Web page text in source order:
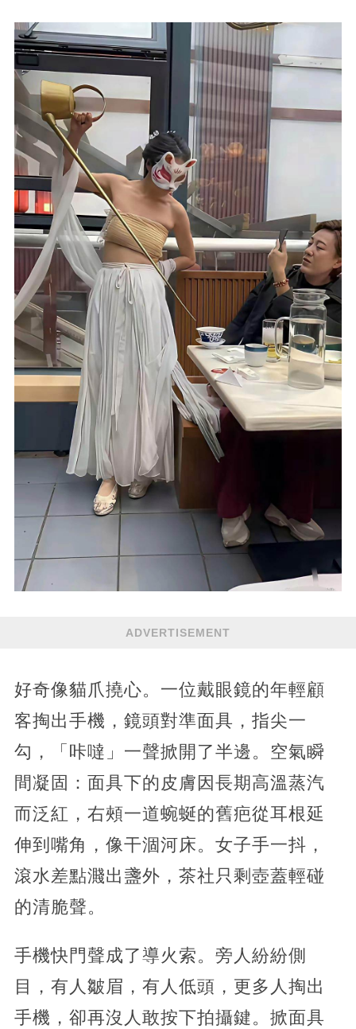
ADVERTISEMENT
好奇像貓爪撓心。一位戴眼鏡的年輕顧
客掏出手機，鏡頭對準面具，指尖一
勾，「咔噠」一聲掀開了半邊。空氣瞬
間凝固：面具下的皮膚因長期高溫蒸汽
而泛紅，右頰一道蜿蜒的舊疤從耳根延
伸到嘴角，像干涸河床。女子手一抖，
滾水差點濺出盞外，茶社只剩壺蓋輕碰
的清脆聲。
手機快門聲成了導火索。旁人紛紛側
目，有人皺眉，有人低頭，更多人掏出
手機，卻再沒人敢按下拍攝鍵。掀面具